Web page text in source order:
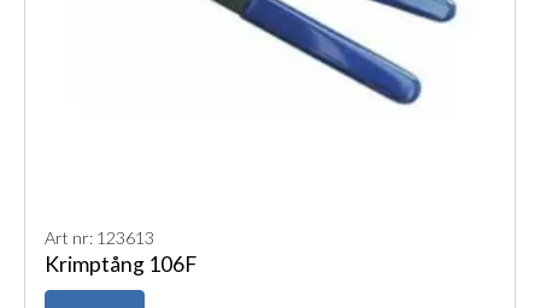
Art nr: 123613
Krimptång 106F